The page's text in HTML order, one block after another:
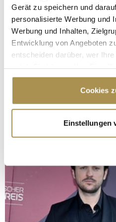
Gerät zu speichern und
personalisierte Werbung und
Werbung und Inhalten,
Entwicklung von Angeboten
entscheiden darüber, wer
Cookie-Erklärung oder durch
Trigger Symbol ändern oder
Informationen über
erfassen, welche bis auf
bestimmten Merkmalen
Erfahren Sie mehr darüber,
verarbeitet werden, und legen
Abschnitt Einzelheitenfest.
Cookies
Einstellungen